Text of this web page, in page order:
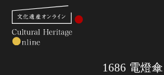
1686 電燈傘